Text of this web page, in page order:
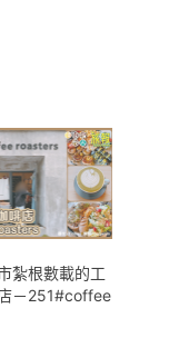
紮根數載的工
－251#coffee